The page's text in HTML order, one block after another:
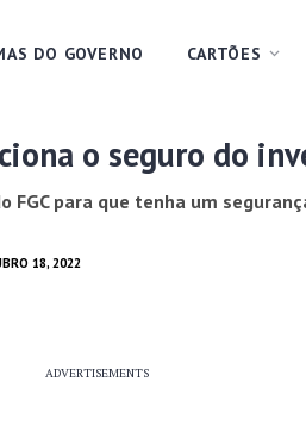
DO GOVERNO CARTÕES
o seguro do
FGC para que tenha um
18, 2022
ADVERTISEMENTS